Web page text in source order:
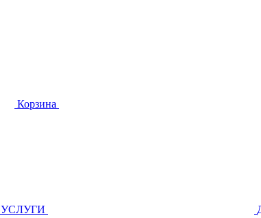
Корзина
УСЛУГИ